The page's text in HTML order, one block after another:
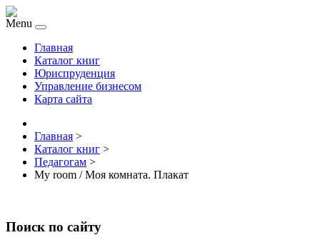
Menu
Главная
Каталог книг
Юриспруденция
Управление бизнесом
Карта сайта
Главная >
Каталог книг >
Педагогам >
My room / Моя комната. Плакат
Поиск по сайту